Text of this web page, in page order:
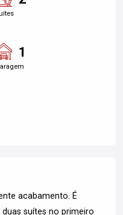
1
acabamento. É
suítes no primeiro